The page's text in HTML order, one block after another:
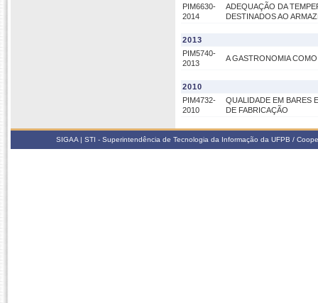
PIM6630-
2014
ADEQUAÇÃO DA
DESTINADOS AO
2013
PIM5740-
2013
A GASTRONOMIA
2010
PIM4732-
2010
QUALIDADE EM BARES
DE FABRICAÇÃO
SIGAA | STI - Superintendência de Tecnologia da Informação da UFPB /